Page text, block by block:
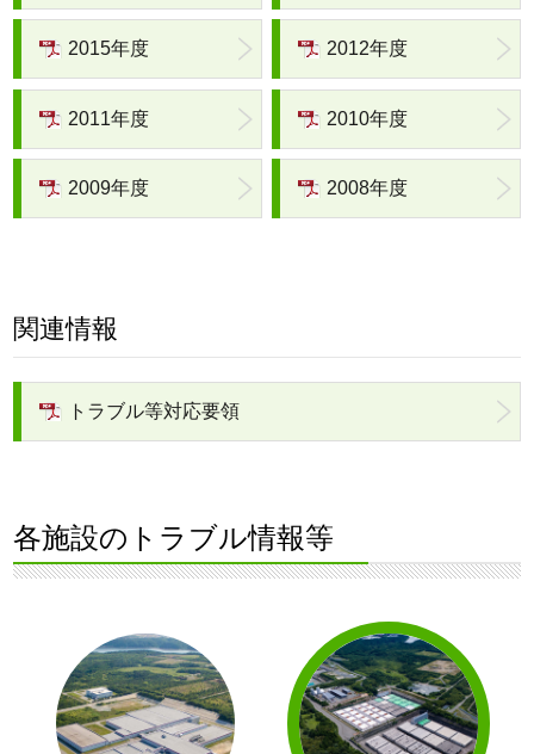
2015年度 2012年度
2011年度 2010年度
2009年度 2008年度
関連情報
トラブル等対応要領
各施設のトラブル情報等